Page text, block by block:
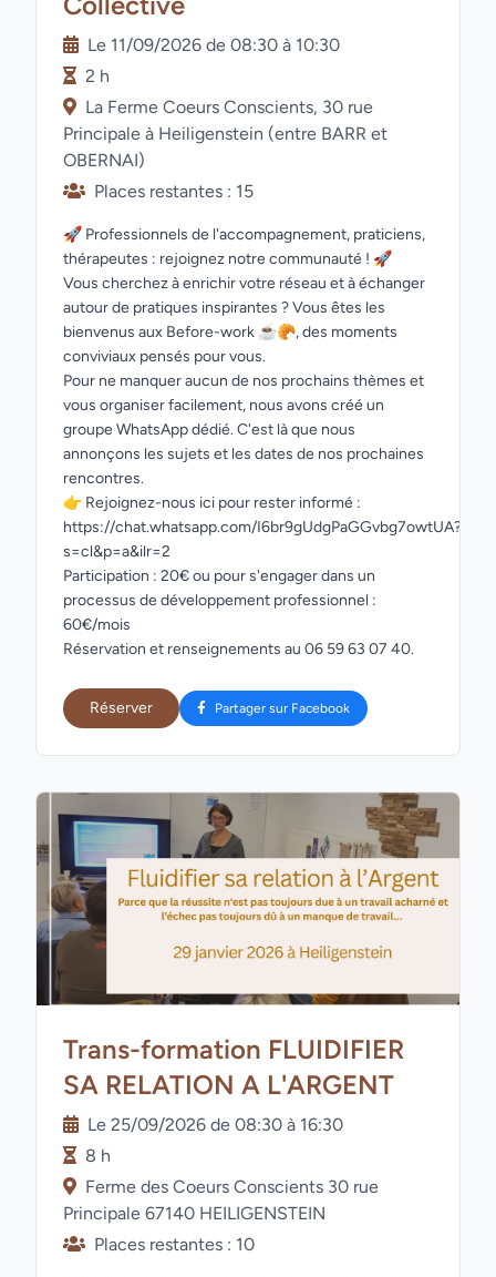
Le 11/09/2026 de 08:30 à 10:30
2 h
La Ferme Coeurs Conscients, 30 rue
Principale à Heiligenstein (entre BARR et
OBERNAI)
Places restantes : 15
🚀 Professionnels de l'accompagnement, praticiens,
thérapeutes : rejoignez notre communauté ! 🚀
Vous cherchez à enrichir votre réseau et à échanger
autour de pratiques inspirantes ? Vous êtes les
bienvenus aux Before-work ☕️🥐, des moments
conviviaux pensés pour vous.
Pour ne manquer aucun de nos prochains thèmes et
vous organiser facilement, nous avons créé un
groupe WhatsApp dédié. C'est là que nous
annonçons les sujets et les dates de nos prochaines
rencontres.
👉 Rejoignez-nous ici pour rester informé :
https://chat.whatsapp.com/I6br9gUdgPaGGvbg7owtUA?
s=cl&p=a&ilr=2
Participation : 20€ ou pour s'engager dans un
processus de développement professionnel :
60€/mois
Réservation et renseignements au 06 59 63 07 40.
Réserver Partager sur Facebook
Trans-formation FLUIDIFIER
SA RELATION A L'ARGENT
Le 25/09/2026 de 08:30 à 16:30
8 h
Ferme des Coeurs Conscients 30 rue
Principale 67140 HEILIGENSTEIN
Places restantes : 10